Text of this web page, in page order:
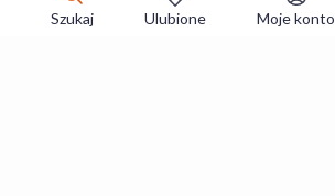
Szukaj Ulubione Moje konto